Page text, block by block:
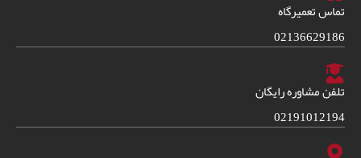
تماس تعمیرگاه
02136629186
تلفن مشاوره رایگان
02191012194